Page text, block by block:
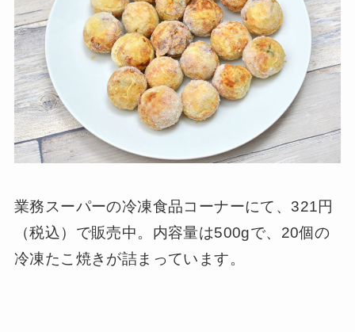
業務スーパーの冷凍食品コーナーにて、321円
（税込）で販売中。内容量は500gで、20個の
冷凍たこ焼きが詰まっています。